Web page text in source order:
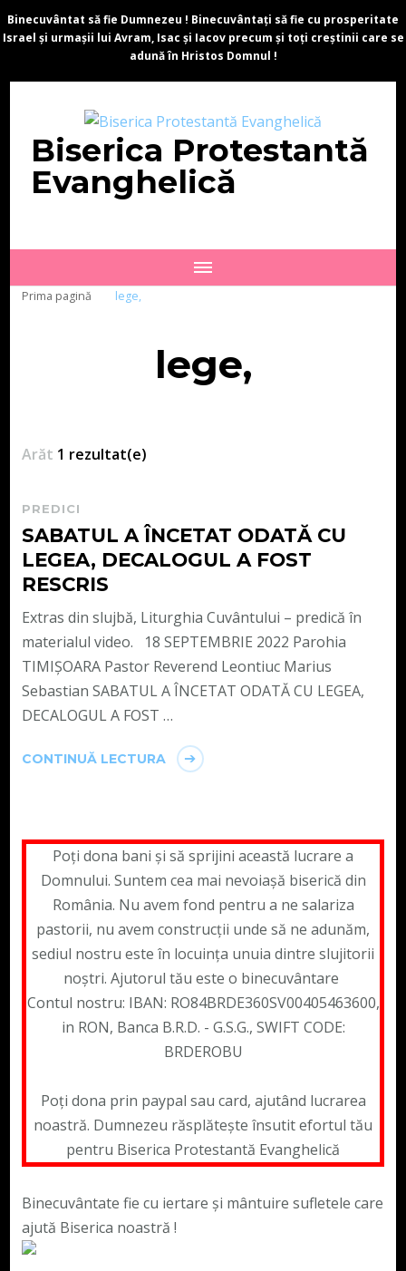
Binecuvântat să fie Dumnezeu ! Binecuvântați să fie cu prosperitate
Israel și urmașii lui Avram, Isac și Iacov precum și toți creștinii care se
adună în Hristos Domnul !
Biserica Protestantă
Evanghelică
Prima pagină lege,
lege,
Arăt 1 rezultat(e)
PREDICI
SABATUL A ÎNCETAT ODATĂ CU
LEGEA, DECALOGUL A FOST
RESCRIS
Extras din slujbă, Liturghia Cuvântului – predică în
materialul video. 18 SEPTEMBRIE 2022 Parohia
TIMIȘOARA Pastor Reverend Leontiuc Marius
Sebastian SABATUL A ÎNCETAT ODATĂ CU LEGEA,
DECALOGUL A FOST …
CONTINUĂ LECTURA
Poți dona bani și să sprijini această lucrare a
Domnului. Suntem cea mai nevoiașă biserică din
România. Nu avem fond pentru a ne salariza
pastorii, nu avem construcții unde să ne adunăm,
sediul nostru este în locuința unuia dintre slujitorii
noștri. Ajutorul tău este o binecuvântare
Contul nostru: IBAN: RO84BRDE360SV00405463600,
in RON, Banca B.R.D. - G.S.G., SWIFT CODE:
BRDEROBU
Poți dona prin paypal sau card, ajutând lucrarea
noastră. Dumnezeu răsplătește însutit efortul tău
pentru Biserica Protestantă Evanghelică
Binecuvântate fie cu iertare și mântuire sufletele care
ajută Biserica noastră !